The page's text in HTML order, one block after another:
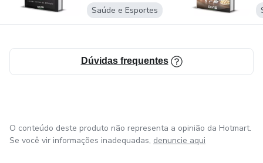
Crucial...
Saúde e Esportes
Dúvidas frequentes
O conteúdo deste produto não representa a opinião da Hotmart.
Se você vir informações inadequadas, denuncie aqui